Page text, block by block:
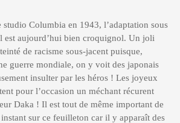
studio Columbia en 1943, l’adaptation sous
est aujourd’hui bien croquignol. Un joli
de racisme sous-jacent puisque,
guerre mondiale, on y voit des japonais
insulter par les héros ! Les joyeux
pour l’occasion un méchant récurent
Daka ! Il est tout de même important de
sur ce feuilleton car il y apparaît des